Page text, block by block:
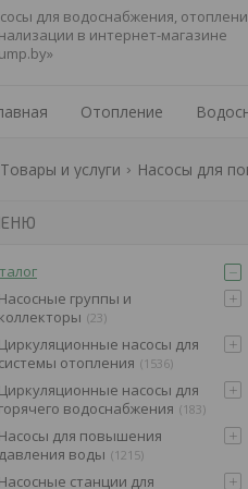
для водоснабжения,
в интернет-магазине
Отопление
Товары и услуги Насосы для
Насосные группы и
коллекторы 23
Циркуляционные насосы для
системы отопления
1536
Циркуляционные насосы для
горячего водоснабжения
183
Насосы для повышения
давления воды
1215
Насосные станции для